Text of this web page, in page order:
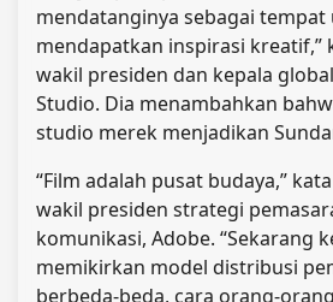
mendatanginya sebagai
mendapatkan inspirasi kreatif,”
wakil presiden dan kepala
Studio. Dia menambahkan
studio merek menjadikan
“Film adalah pusat budaya,”
wakil presiden strategi
komunikasi, Adobe. “Sekarang
memikirkan model distribusi
berbeda-beda, cara orang-